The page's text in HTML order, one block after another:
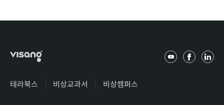
테라북스 비상교과서 비상캠퍼스
유
페
링